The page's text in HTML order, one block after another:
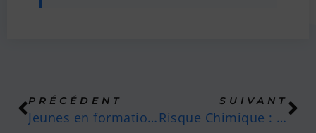
PRÉCÉDENT
Jeunes en formation professionnelle
SUIVANT
Risque Chimique : 2 dépliants pour informer et s’orienter